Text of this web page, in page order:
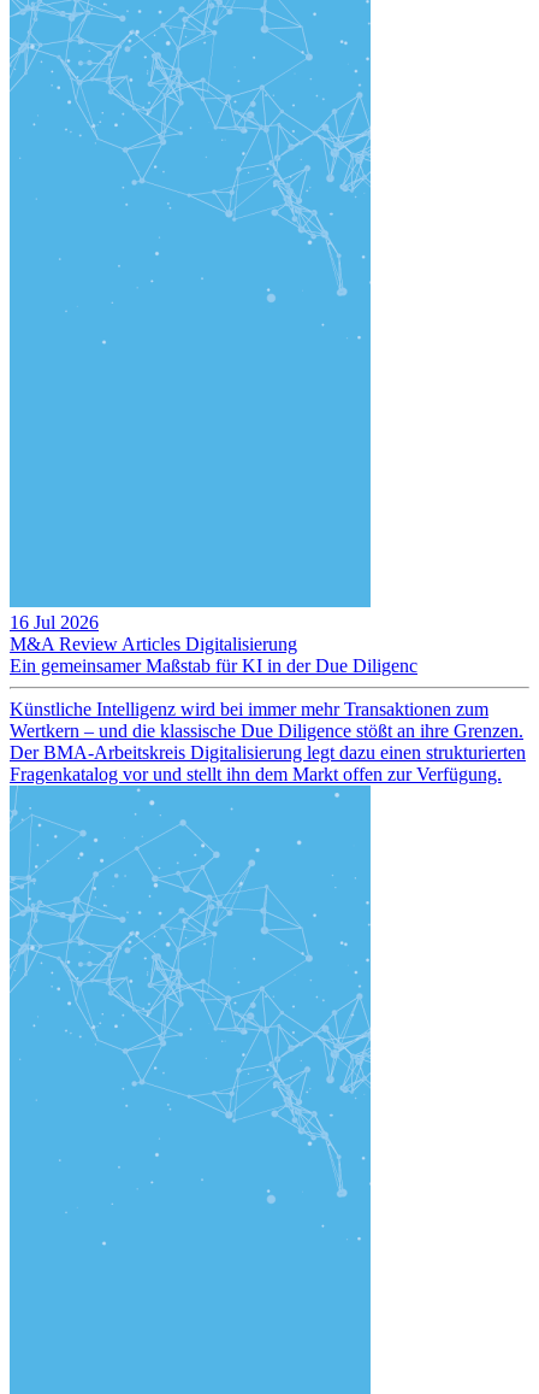
16 Jul 2026
M&A ReviewArticles Digitalisierung
Ein gemeinsamer Maßstab für KI in der Due Diligenc
Künstliche Intelligenz wird bei immer mehr Transaktionen zum
Wertkern – und die klassische Due Diligence stößt an ihre Grenzen.
Der BMA-Arbeitskreis Digitalisierung legt dazu einen strukturierten
Fragenkatalog vor und stellt ihn dem Markt offen zur Verfügung.